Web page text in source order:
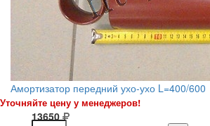
Амортизатор передний ухо-ухо L=400/600
Уточняйте цену у менеджеров!
13650